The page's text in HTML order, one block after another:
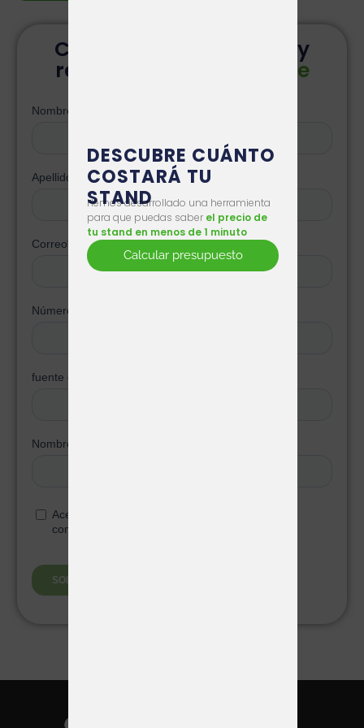
Contacta con nosotros y
recibe una propuesta de
DESCUBRE CUÁNTO
COSTARÁ TU
STAND
Hemos desarrollado una herramienta
para que puedas saber el precio de
tu stand en menos de 1 minuto
Calcular presupuesto